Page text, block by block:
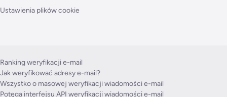
Ustawienia plików cookie
Ranking weryfikacji e-mail
Jak weryfikować adresy e-mail?
Wszystko o masowej weryfikacji wiadomości e-mail
Potęga interfejsu API weryfikacji wiadomości e-mail